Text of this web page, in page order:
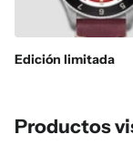
Edición limitada
Productos